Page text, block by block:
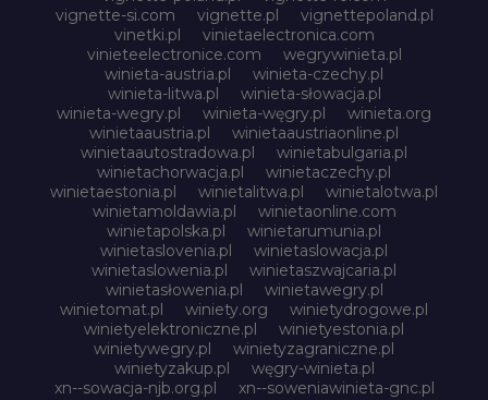
vignette-si.com
vignette.pl
vignettepoland.pl
vinetki.pl
vinietaelectronica.com
vinieteelectronice.com
wegrywinieta.pl
winieta-austria.pl
winieta-czechy.pl
winieta-litwa.pl
winieta-słowacja.pl
winieta-wegry.pl
winieta-węgry.pl
winieta.org
winietaaustria.pl
winietaaustriaonline.pl
winietaautostradowa.pl
winietabulgaria.pl
winietachorwacja.pl
winietaczechy.pl
winietaestonia.pl
winietalitwa.pl
winietalotwa.pl
winietamoldawia.pl
winietaonline.com
winietapolska.pl
winietarumunia.pl
winietaslovenia.pl
winietaslowacja.pl
winietaslowenia.pl
winietaszwajcaria.pl
winietasłowenia.pl
winietawegry.pl
winietomat.pl
winiety.org
winietydrogowe.pl
winietyelektroniczne.pl
winietyestonia.pl
winietywegry.pl
winietyzagraniczne.pl
winietyzakup.pl
węgry-winieta.pl
xn--sowacja-njb.org.pl
xn--soweniawinieta-gnc.pl